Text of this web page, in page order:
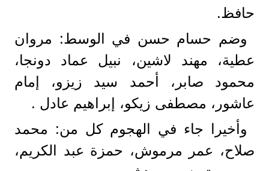
حافظ.
وضم حسام حسن في الوسط: مروان
عطية، مهند لاشين، نبيل عماد دونجا،
محمود صابر، أحمد سيد زيزو، إمام
عاشور، مصطفى زيكو، إبراهيم عادل .
وأخيرا جاء في الهجوم كل من: محمد
صلاح، عمر مرموش، حمزة عبد الكريم،